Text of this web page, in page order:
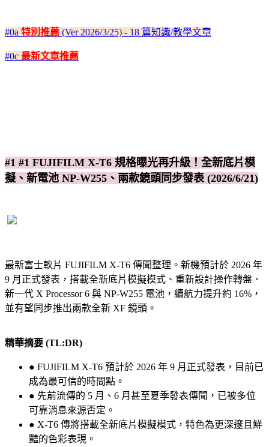
#0a 特別推薦 (Ver 2026/3/25) - 18 篇知識/教學文章
#0c 最新文章推薦
#1 #1 FUJIFILM X-T6 規格曝光再升級！全新底片模
擬、新電池 NP-W255、兩款鏡頭同步發表 (2026/6/21)
最新富士軟片 FUJIFILM X-T6 傳聞整理。新機預計於 2026 年
9 月正式發表，搭載全新底片模擬模式、重新設計操作轉盤、
新一代 X Processor 6 與 NP-W255 電池，續航力提升約 16%，
並有望同步推出兩款全新 XF 鏡頭。
精華摘要 (TL:DR)
● FUJIFILM X-T6 預計於 2026 年 9 月正式發表，目前已
成為最可信的時間點。
● 先前流傳的 5 月、6 月甚至夏季發表傳聞，已被多位
可靠消息來源否定。
● X-T6 傳將搭載全新底片模擬模式，特色為更深邃且鮮
豔的色彩表現。